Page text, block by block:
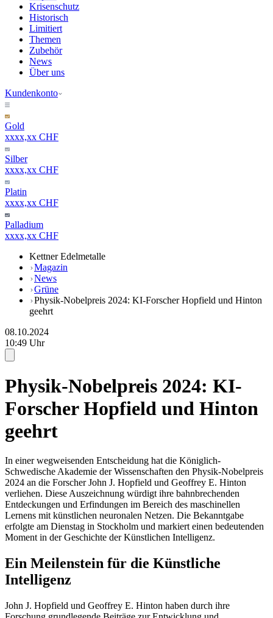
Krisenschutz
Historisch
Limitiert
Themen
Zubehör
News
Über uns
Kundenkonto
Gold
xxxx,xx CHF
Silber
xxxx,xx CHF
Platin
xxxx,xx CHF
Palladium
xxxx,xx CHF
Kettner Edelmetalle
Magazin
News
Grüne
Physik-Nobelpreis 2024: KI-Forscher Hopfield und Hinton
geehrt
08.10.2024
10:49 Uhr
Physik-Nobelpreis 2024: KI-
Forscher Hopfield und Hinton
geehrt
In einer wegweisenden Entscheidung hat die Königlich-
Schwedische Akademie der Wissenschaften den Physik-Nobelpreis
2024 an die Forscher John J. Hopfield und Geoffrey E. Hinton
verliehen. Diese Auszeichnung würdigt ihre bahnbrechenden
Entdeckungen und Erfindungen im Bereich des maschinellen
Lernens mit künstlichen neuronalen Netzen. Die Bekanntgabe
erfolgte am Dienstag in Stockholm und markiert einen bedeutenden
Moment in der Geschichte der Künstlichen Intelligenz.
Ein Meilenstein für die Künstliche
Intelligenz
John J. Hopfield und Geoffrey E. Hinton haben durch ihre